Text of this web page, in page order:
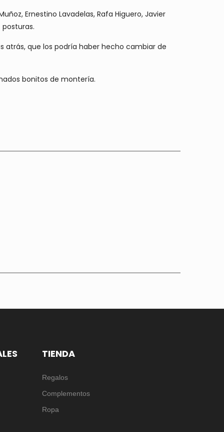
Ernestino Lavadelas, Rafa Higuero, Javier
atrás, que los podría haber hecho cambiar de
bonitos de montería.
TIENDA
Regalos
Complementos
Ropa